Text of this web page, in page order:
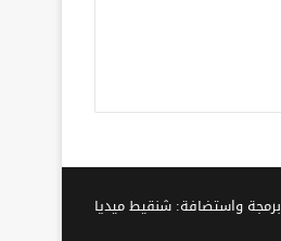
برمجة واستضافة: شنقيط ميديا